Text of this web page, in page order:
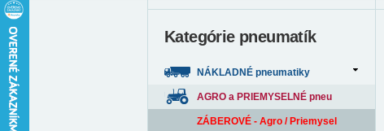
Kategórie pneumatík
NÁKLADNÉ pneumatiky
AGRO a PRIEMYSELNÉ pneu
ZÁBEROVÉ - Agro / Priemysel